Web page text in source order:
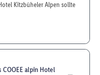
Kitzbüheler Alpen sollte
COOEE alpin Hotel